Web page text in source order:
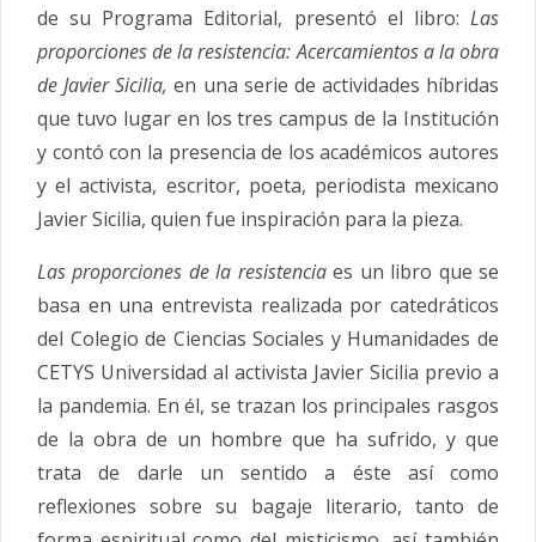
de su Programa Editorial, presentó el libro: Las
proporciones de la resistencia: Acercamientos a la obra
de Javier Sicilia, en una serie de actividades híbridas
que tuvo lugar en los tres campus de la Institución
y contó con la presencia de los académicos autores
y el activista, escritor, poeta, periodista mexicano
Javier Sicilia, quien fue inspiración para la pieza.
Las proporciones de la resistenciaes un libro que se
basa en una entrevista realizada por catedráticos
del Colegio de Ciencias Sociales y Humanidades de
CETYS Universidad al activista Javier Sicilia previo a
la pandemia. En él, se trazan los principales rasgos
de la obra de un hombre que ha sufrido, y que
trata de darle un sentido a éste así como
reflexiones sobre su bagaje literario, tanto de